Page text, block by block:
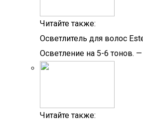
Читайте также:
Осветлитель для волос
Осветление на 5-6 тонов.
Читайте также: